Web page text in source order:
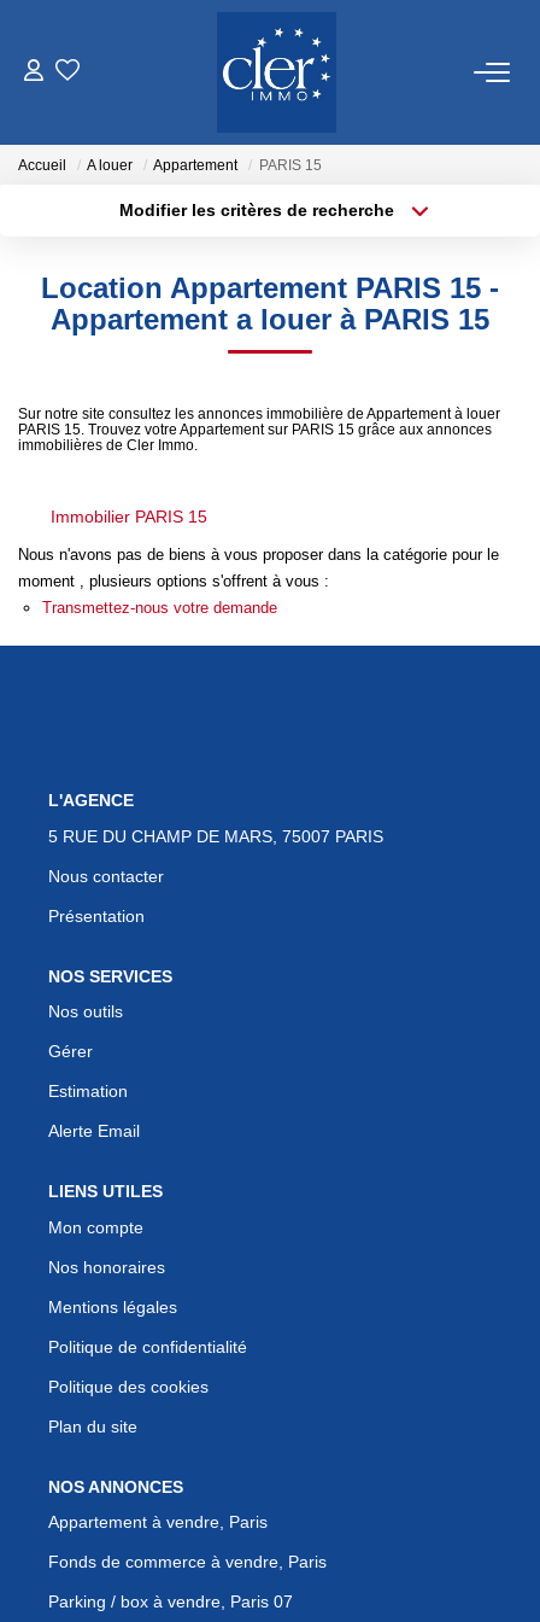
Estimation
Gestion
NOTRE AGENCE
CONTACT
Accueil A louer Appartement PARIS 15
Modifier les critères de recherche
Type de bien
Budget max Plus de critères
Location Appartement PARIS 15 -
Appartement a louer à PARIS 15
Sur notre site consultez les annonces immobilière de Appartement à louer
PARIS 15. Trouvez votre Appartement sur PARIS 15 grâce aux annonces
immobilières de Cler Immo.
Immobilier PARIS 15
Nous n'avons pas de biens à vous proposer dans la catégorie pour le
moment , plusieurs options s'offrent à vous :
Transmettez-nous votre demande
L'AGENCE
5 RUE DU CHAMP DE MARS, 75007 PARIS
Nous contacter
Présentation
NOS SERVICES
Nos outils
Gérer
Estimation
Alerte Email
LIENS UTILES
Mon compte
Nos honoraires
Mentions légales
Politique de confidentialité
Politique des cookies
Plan du site
NOS ANNONCES
Appartement à vendre, Paris
Fonds de commerce à vendre, Paris
Parking / box à vendre, Paris 07